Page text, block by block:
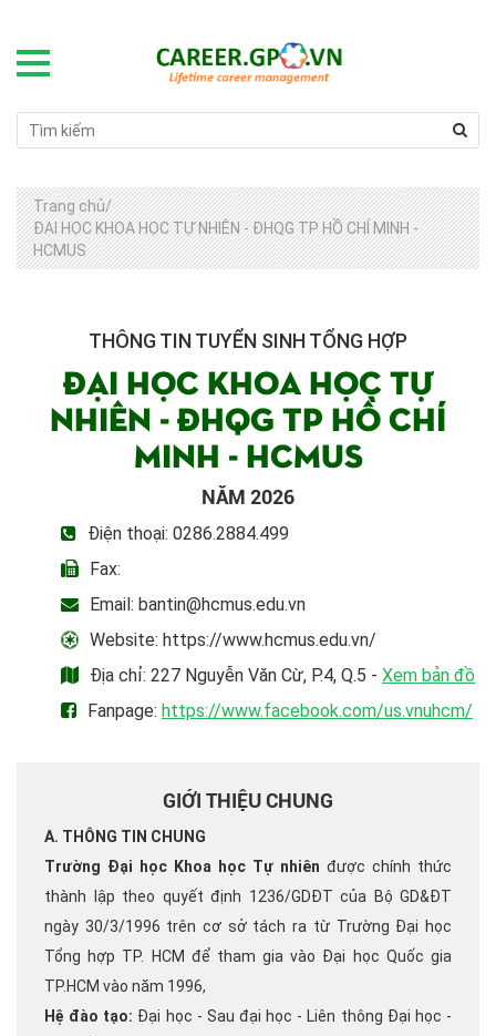
Trang chủ/
ĐẠI HỌC KHOA HỌC TỰ NHIÊN - ĐHQG TP HỒ CHÍ MINH -
HCMUS
THÔNG TIN TUYỂN SINH TỔNG HỢP
ĐẠI HỌC KHOA HỌC TỰ
NHIÊN - ĐHQG TP HỒ CHÍ
MINH - HCMUS
NĂM 2026
Điện thoại: 0286.2884.499
Fax:
Email: bantin@hcmus.edu.vn
Website: https://www.hcmus.edu.vn/
Địa chỉ: 227 Nguyễn Văn Cừ, P.4, Q.5 - Xem bản đồ
Fanpage: https://www.facebook.com/us.vnuhcm/
GIỚI THIỆU CHUNG
A. THÔNG TIN CHUNG
Trường Đại học Khoa học Tự nhiên được chính thức
thành lập theo quyết định 1236/GDĐT của Bộ GD&ĐT
ngày 30/3/1996 trên cơ sở tách ra từ Trường Đại học
Tổng hợp TP. HCM để tham gia vào Đại học Quốc gia
TP.HCM vào năm 1996,
Hệ đào tạo: Đại học - Sau đại học - Liên thông Đại học -